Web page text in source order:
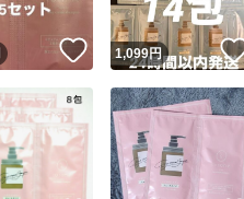
いいね！
1,099円